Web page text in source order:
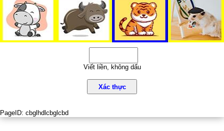
Viết liền, không dấu
Xác thực
PageID: cbglhdlcbglcbd